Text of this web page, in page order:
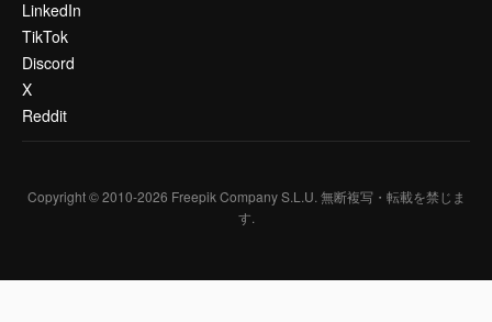
LinkedIn
TikTok
Discord
X
Reddit
Copyright © 2010-2026 Freepik Company S.L.U. 無断複写・転載を禁じま
す.